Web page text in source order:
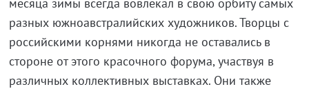
разных южноавстралийских художников. Творцы с
российскими корнями никогда не оставались в
стороне от этого красочного форума, участвуя в
различных коллективных выставках. Они также